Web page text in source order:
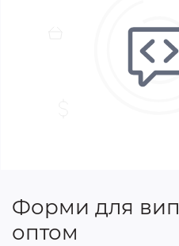
Форми для
оптом